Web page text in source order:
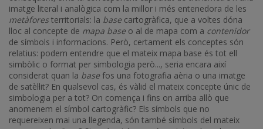
imatge literal i analògica com la millor i més entenedora de les
metàfores territorials: la base cartogràfica, que a voltes dóna
lloc al concepte de mapa base o al de mapa com a contenidor
de símbols i informacions. Però, certament els conceptes són
relatius: podem entendre que el mateix mapa base és tot ell
simbòlic o format per simbologia però..., seria encara així
considerat quan la base fos una fotografia aèria o una imatge
de satèl·lit? En qualsevol cas, és vàlid el mateix concepte únic de
simbologia per a tot? On comença i fins on arriba allò que
anomenem el símbol cartogràfic? Els símbols que no
requereixen mai una llegenda, són també símbols del mateix